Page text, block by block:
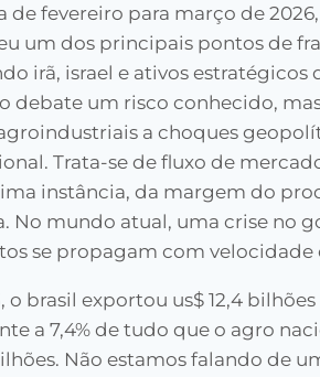
de fevereiro para março de
um dos principais pontos de
irã, israel e ativos
debate um risco conhecido,
a choques
Trata-se de fluxo de
instância, da margem do
No mundo atual, uma crise no
se propagam com velocidade
o brasil exportou us$ 12,4
a 7,4% de tudo que o agro
Não estamos falando de